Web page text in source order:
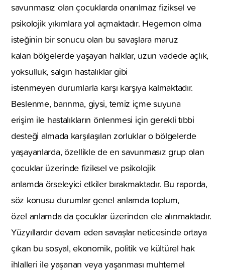
savunmasız olan çocuklarda onarılmaz fiziksel ve
psikolojik yıkımlara yol açmaktadır. Hegemon olma
isteğinin bir sonucu olan bu savaşlara maruz
kalan bölgelerde yaşayan halklar, uzun vadede açlık,
yoksulluk, salgın hastalıklar gibi
istenmeyen durumlarla karşı karşıya kalmaktadır.
Beslenme, barınma, giysi, temiz içme suyuna
erişim ile hastalıkların önlenmesi için gerekli tıbbi
desteği almada karşılaşılan zorluklar o bölgelerde
yaşayanlarda, özellikle de en savunmasız grup olan
çocuklar üzerinde fiziksel ve psikolojik
anlamda örseleyici etkiler bırakmaktadır. Bu raporda,
söz konusu durumlar genel anlamda toplum,
özel anlamda da çocuklar üzerinden ele alınmaktadır.
Yüzyıllardır devam eden savaşlar neticesinde ortaya
çıkan bu sosyal, ekonomik, politik ve kültürel hak
ihlalleri ile yaşanan veya yaşanması muhtemel